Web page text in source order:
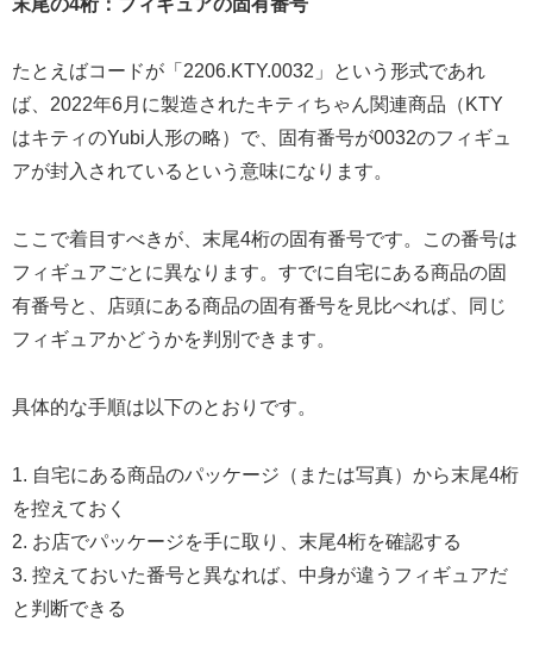
たとえばコードが「2206.KTY.0032」という形式であれ
ば、2022年6月に製造されたキティちゃん関連商品（KTY
はキティのYubi人形の略）で、固有番号が0032のフィギュ
アが封入されているという意味になります。
ここで着目すべきが、末尾4桁の固有番号です。この番号は
フィギュアごとに異なります。すでに自宅にある商品の固
有番号と、店頭にある商品の固有番号を見比べれば、同じ
フィギュアかどうかを判別できます。
具体的な手順は以下のとおりです。
1. 自宅にある商品のパッケージ（または写真）から末尾4桁
を控えておく
2. お店でパッケージを手に取り、末尾4桁を確認する
3. 控えておいた番号と異なれば、中身が違うフィギュアだ
と判断できる